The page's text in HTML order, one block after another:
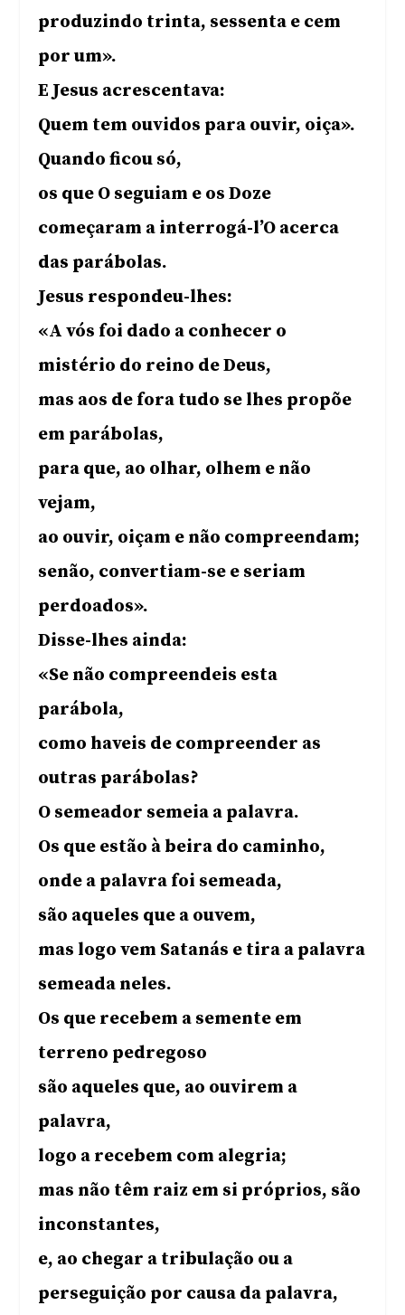
produzindo trinta, sessenta e cem
por um».
E Jesus acrescentava:
Quem tem ouvidos para ouvir, oiça».
Quando ficou só,
os que O seguiam e os Doze
começaram a interrogá-l’O acerca
das parábolas.
Jesus respondeu-lhes:
«A vós foi dado a conhecer o
mistério do reino de Deus,
mas aos de fora tudo se lhes propõe
em parábolas,
para que, ao olhar, olhem e não
vejam,
ao ouvir, oiçam e não compreendam;
senão, convertiam-se e seriam
perdoados».
Disse-lhes ainda:
«Se não compreendeis esta
parábola,
como haveis de compreender as
outras parábolas?
O semeador semeia a palavra.
Os que estão à beira do caminho,
onde a palavra foi semeada,
são aqueles que a ouvem,
mas logo vem Satanás e tira a palavra
semeada neles.
Os que recebem a semente em
terreno pedregoso
são aqueles que, ao ouvirem a
palavra,
logo a recebem com alegria;
mas não têm raiz em si próprios, são
inconstantes,
e, ao chegar a tribulação ou a
perseguição por causa da palavra,